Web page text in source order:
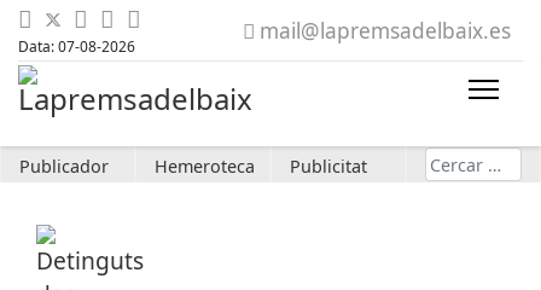
Data: 07-08-2026
mail@lapremsadelbaix.es
Publicador Hemeroteca Publicitat Cerca